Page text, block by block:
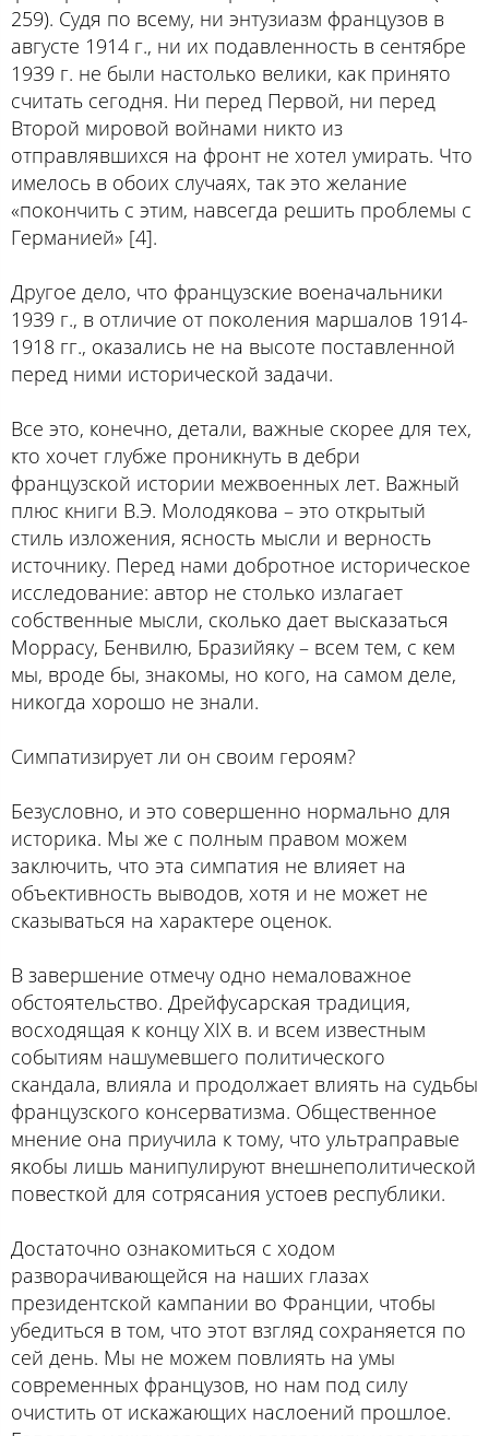
259). Судя по всему, ни энтузиазм французов в
августе 1914 г., ни их подавленность в сентябре
1939 г. не были настолько велики, как принято
считать сегодня. Ни перед Первой, ни перед
Второй мировой войнами никто из
отправлявшихся на фронт не хотел умирать. Что
имелось в обоих случаях, так это желание
«покончить с этим, навсегда решить проблемы с
Германией» [4].
Другое дело, что французские военачальники
1939 г., в отличие от поколения маршалов 1914-
1918 гг., оказались не на высоте поставленной
перед ними исторической задачи.
Все это, конечно, детали, важные скорее для тех,
кто хочет глубже проникнуть в дебри
французской истории межвоенных лет. Важный
плюс книги В.Э. Молодякова – это открытый
стиль изложения, ясность мысли и верность
источнику. Перед нами добротное историческое
исследование: автор не столько излагает
собственные мысли, сколько дает высказаться
Моррасу, Бенвилю, Бразийяку – всем тем, с кем
мы, вроде бы, знакомы, но кого, на самом деле,
никогда хорошо не знали.
Симпатизирует ли он своим героям?
Безусловно, и это совершенно нормально для
историка. Мы же с полным правом можем
заключить, что эта симпатия не влияет на
объективность выводов, хотя и не может не
сказываться на характере оценок.
В завершение отмечу одно немаловажное
обстоятельство. Дрейфусарская традиция,
восходящая к концу XIX в. и всем известным
событиям нашумевшего политического
скандала, влияла и продолжает влиять на судьбы
французского консерватизма. Общественное
мнение она приучила к тому, что ультраправые
якобы лишь манипулируют внешнеполитической
повесткой для сотрясания устоев республики.
Достаточно ознакомиться с ходом
разворачивающейся на наших глазах
президентской кампании во Франции, чтобы
убедиться в том, что этот взгляд сохраняется по
сей день. Мы не можем повлиять на умы
современных французов, но нам под силу
очистить от искажающих наслоений прошлое.